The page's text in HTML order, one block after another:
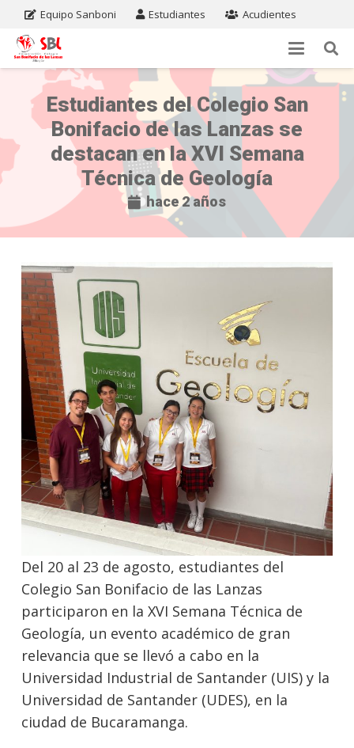
Equipo Sanboni Estudiantes Acudientes
Estudiantes del Colegio San
Bonifacio de las Lanzas se
destacan en la XVI Semana
Técnica de Geología
hace 2 años
Del 20 al 23 de agosto, estudiantes del
Colegio San Bonifacio de las Lanzas
participaron en la XVI Semana Técnica de
Geología, un evento académico de gran
relevancia que se llevó a cabo en la
Universidad Industrial de Santander (UIS) y la
Universidad de Santander (UDES), en la
ciudad de Bucaramanga.